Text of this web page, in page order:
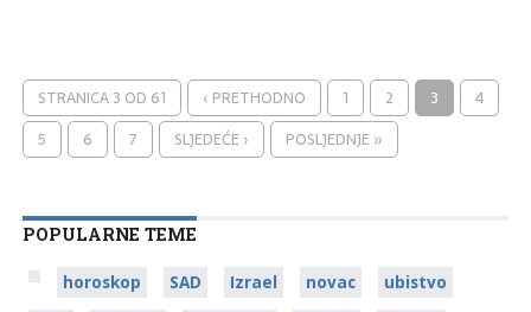
STRANICA 3 OD 61 ‹ PRETHODNO 1 2 3
4
5
6 7 SLJEDEĆE › POSLJEDNJE »
POPULARNE TEME
horoskop SAD Izrael novac
ubistvo